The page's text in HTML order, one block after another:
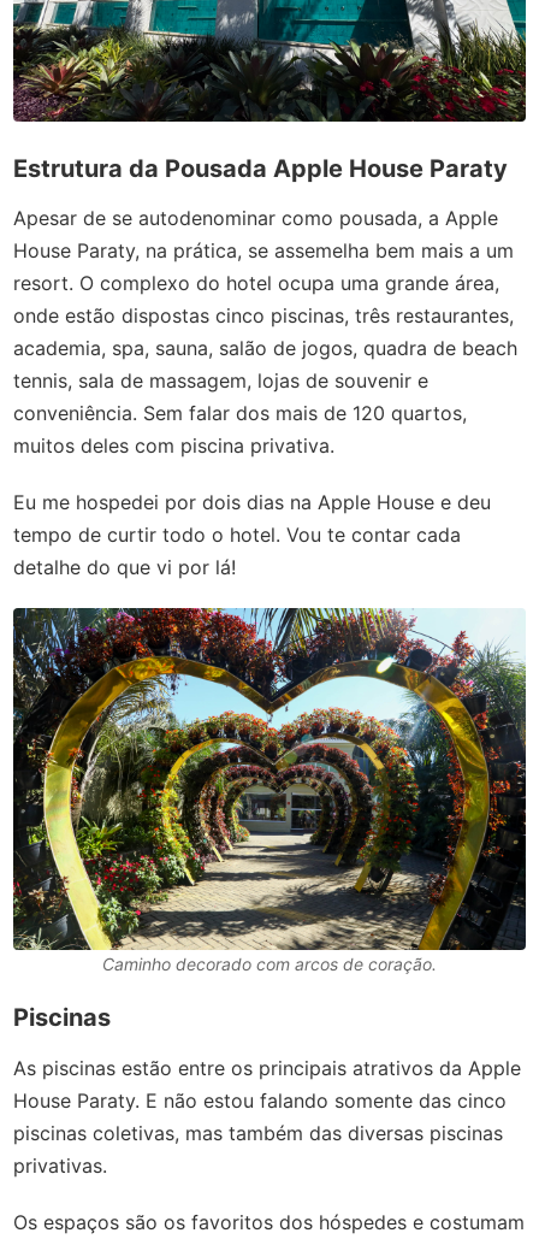
Estrutura da Pousada Apple House Paraty
Apesar de se autodenominar como pousada, a Apple
House Paraty, na prática, se assemelha bem mais a um
resort. O complexo do hotel ocupa uma grande área,
onde estão dispostas cinco piscinas, três restaurantes,
academia, spa, sauna, salão de jogos, quadra de beach
tennis, sala de massagem, lojas de souvenir e
conveniência. Sem falar dos mais de 120 quartos,
muitos deles com piscina privativa.
Eu me hospedei por dois dias na Apple House e deu
tempo de curtir todo o hotel. Vou te contar cada
detalhe do que vi por lá!
Caminho decorado com arcos de coração.
Piscinas
As piscinas estão entre os principais atrativos da Apple
House Paraty. E não estou falando somente das cinco
piscinas coletivas, mas também das diversas piscinas
privativas.
Os espaços são os favoritos dos hóspedes e costumam